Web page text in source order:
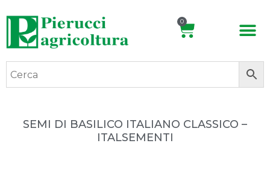
0
SEMI DI BASILICO ITALIANO CLASSICO –
ITALSEMENTI